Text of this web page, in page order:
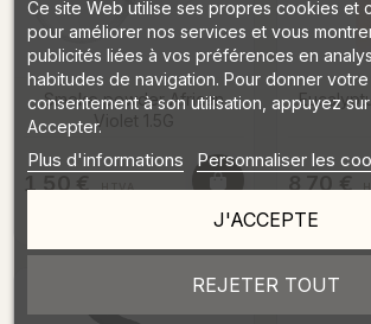
Smoke powder African
Violet 1.5G
DÉTAILS→ 10,53 €
Ce site Web utilise ses propres cookies et
pour améliorer nos services et vous
publicités liées à vos préférences en
habitudes de navigation. Pour donner votre
consentement à son utilisation, appuyez
Accepter.
Plus d'informations Personnaliser les
REJETER TOUT
J'ACCEPTE